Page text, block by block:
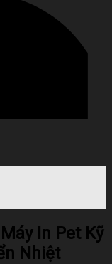
In Pet Kỹ
Nhiệt